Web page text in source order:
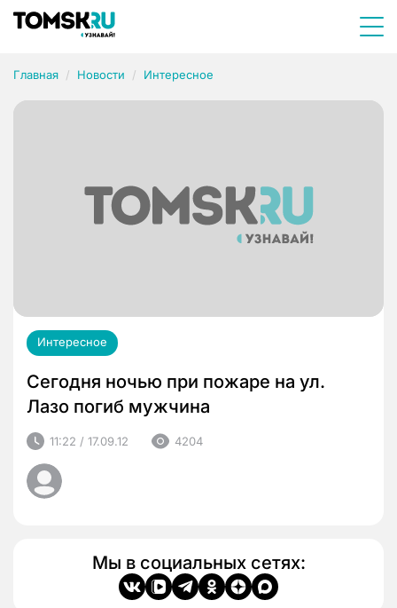
Главная Новости Интересное
Интересное
Сегодня ночью при пожаре на ул.
Лазо погиб мужчина
11:22 / 17.09.12 4204
Мы в социальных сетях: